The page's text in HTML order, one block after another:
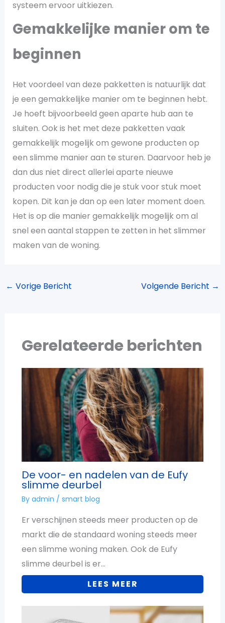
systeem ervoor uitkiezen.
Gemakkelijke manier om te
beginnen
Het voordeel van deze pakketten is natuurlijk dat
je een gemakkelijke manier om te beginnen hebt.
Je hoeft bijvoorbeeld geen aparte hub aan te
sluiten. Ook is het met deze pakketten vaak
gemakkelijk mogelijk om gewone producten op
een slimme manier aan te sturen. Daarvoor heb je
dan dus niet direct allerlei aparte nieuwe
producten voor nodig die je stuk voor stuk moet
kopen. Dit kan je dan op een later moment doen.
Het is op die manier gemakkelijk mogelijk om al
snel een aantal stappen te zetten in het slimmer
maken van de woning.
← Vorige Bericht Volgende Bericht →
Gerelateerde berichten
De voor- en nadelen van de Eufy
slimme deurbel
By admin / smart blog
Er verschijnen steeds meer producten op de
markt die de standaard woning steeds meer
een slimme woning maken. Ook de Eufy
slimme deurbel is er…
LEES MEER